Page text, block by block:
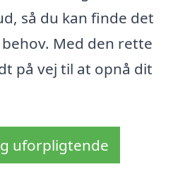
så du kan finde det
Med den rette
på vej til at opnå dit
uforpligtende